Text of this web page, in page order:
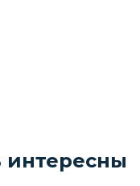
интересны